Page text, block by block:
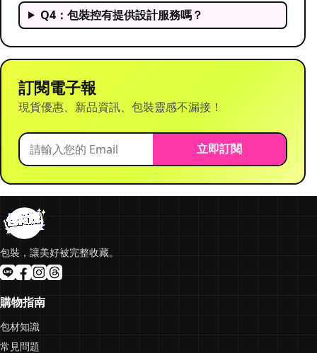
Q4：包裝控有提供設計服務嗎？
訂閱電子報
現貨優惠、新品資訊、包裝靈感不漏接！
立即訂閱
包裝，讓美好被完整收藏。
購物指南
包材知識
常見問題